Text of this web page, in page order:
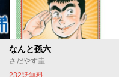
なんと孫六
さだやす圭
232話無料